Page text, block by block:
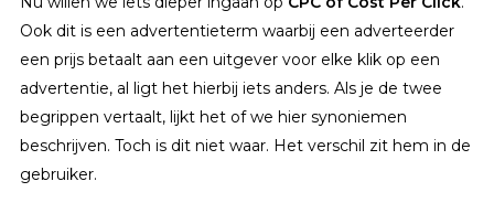
Ook dit is een advertentieterm waarbij een adverteerder
een prijs betaalt aan een uitgever voor elke klik op een
advertentie, al ligt het hierbij iets anders. Als je de twee
begrippen vertaalt, lijkt het of we hier synoniemen
beschrijven. Toch is dit niet waar. Het verschil zit hem in de
gebruiker.